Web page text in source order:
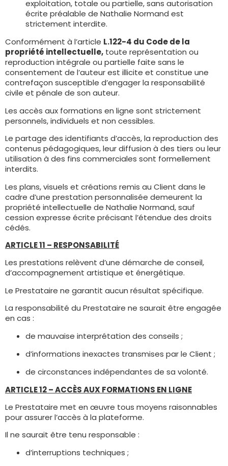
exploitation, totale ou partielle, sans autorisation
écrite préalable de Nathalie Normand est
strictement interdite.
Conformément à l’article L.122-4 du Code de la
propriété intellectuelle, toute représentation ou
reproduction intégrale ou partielle faite sans le
consentement de l’auteur est illicite et constitue une
contrefaçon susceptible d’engager la responsabilité
civile et pénale de son auteur.
Les accès aux formations en ligne sont strictement
personnels, individuels et non cessibles.
Le partage des identifiants d’accès, la reproduction des
contenus pédagogiques, leur diffusion à des tiers ou leur
utilisation à des fins commerciales sont formellement
interdits.
Les plans, visuels et créations remis au Client dans le
cadre d’une prestation personnalisée demeurent la
propriété intellectuelle de Nathalie Normand, sauf
cession expresse écrite précisant l’étendue des droits
cédés.
ARTICLE 11 – RESPONSABILITÉ
Les prestations relèvent d’une démarche de conseil,
d’accompagnement artistique et énergétique.
Le Prestataire ne garantit aucun résultat spécifique.
La responsabilité du Prestataire ne saurait être engagée
en cas :
de mauvaise interprétation des conseils ;
d’informations inexactes transmises par le Client ;
de circonstances indépendantes de sa volonté.
ARTICLE 12 – ACCÈS AUX FORMATIONS EN LIGNE
Le Prestataire met en œuvre tous moyens raisonnables
pour assurer l’accès à la plateforme.
Il ne saurait être tenu responsable :
d’interruptions techniques ;